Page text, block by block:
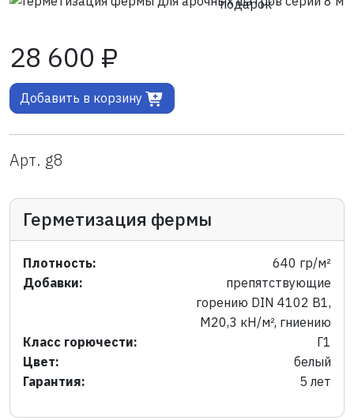
28 600 ₽
Добавить в корзину
Арт. g8
Герметизация фермы
Плотность:
640 гр/м²
Добавки:
препятствующие
горению DIN 4102 B1,
M20,3 кН/м², гниению
Класс горючести:
Г1
Цвет:
белый
Гарантия:
5 лет